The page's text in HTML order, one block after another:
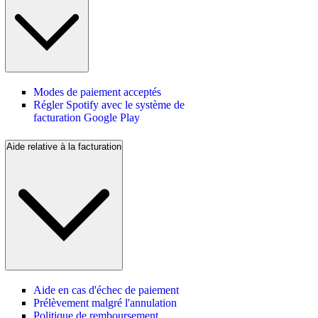
Modes de paiement acceptés
Régler Spotify avec le système de
facturation Google Play
Aide relative à la facturation
Aide en cas d'échec de paiement
Prélèvement malgré l'annulation
Politique de remboursement